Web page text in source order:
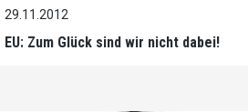
29.11.2012
EU: Zum Glück sind wir nicht dabei!